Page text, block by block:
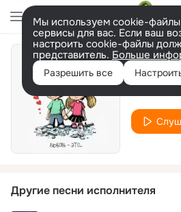
Мы используем cookie-
сервисы для вас. Если ваш
настроить cookie-файлы
представитель. Больше
Разрешить все
Другие песни исполнителя